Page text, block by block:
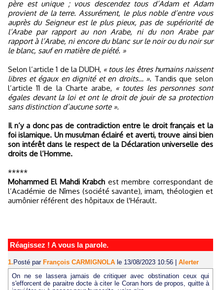
père est unique ; vous descendez tous d’Adam et Adam
provient de la terre. Assurément, le plus noble d’entre vous
auprès du Seigneur est le plus pieux, pas de supériorité de
l’Arabe par rapport au non Arabe, ni du non Arabe par
rapport à l’Arabe, ni encore du blanc sur le noir ou du noir sur
le blanc, sauf en matière de piété. »
Selon l’article 1 de la DUDH, « tous les êtres humains naissent
libres et égaux en dignité et en droits… ». Tandis que selon
l’article 11 de la Charte arabe, « toutes les personnes sont
égales devant la loi et ont le droit de jouir de sa protection
sans distinction d’aucune sorte ».
Il n’y a donc pas de contradiction entre le droit français et la
foi islamique. Un musulman éclairé et averti, trouve ainsi bien
son intérêt dans le respect de la Déclaration universelle des
droits de l’Homme.
*****
Mohammed El Mahdi Krabch est membre correspondant de
l’Académie de Nîmes (société savante), imam, théologien et
aumônier référent des hôpitaux de l'Hérault.
Réagissez ! A vous la parole.
1. Posté par François CARMIGNOLA le 13/08/2023 10:56
Alerter
On ne se lassera jamais de critiquer avec obstination ceux qui
s'efforcent de paraitre docte à citer le Coran hors de propos, quitte à